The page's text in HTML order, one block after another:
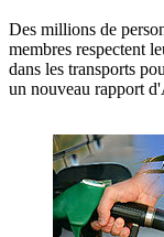
Des millions de
membres respectent
dans les transports
un nouveau rapport